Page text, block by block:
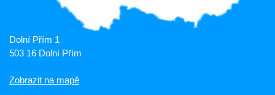
Dolní Přím 1
503 16 Dolní Přím
Zobrazit na mapě